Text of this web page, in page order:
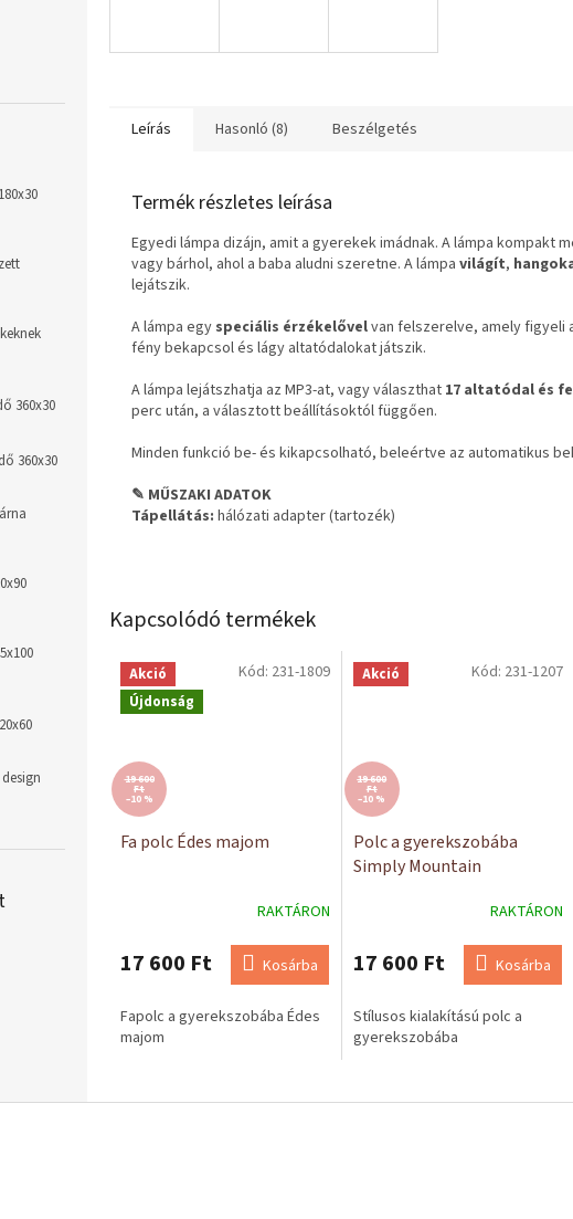
360x30
360x30
Kapcsolódó termékek
Akció
Újdonság
19 600
Ft
–10 %
Fa polc Édes majom
RAKTÁRON
17 600 Ft Kosárba
Fapolc a gyerekszobába Édes
majom
Kód: 231-1809 Akció
19 600
Ft
–10 %
Polc a gyerekszobába
Simply Mountain
RAKTÁRON
17 600 Ft Kosárba
Stílusos kialakítású polc a
gyerekszobába
Kód: 231-1207
Leírás Hasonló (8) Beszélgetés
Termék részletes leírása
Egyedi lámpa dizájn, amit a gyerekek imádnak. A lámpa kompakt
vagy bárhol, ahol a baba aludni szeretne. A lámpa világít,
lejátszik.
A lámpa egy speciális érzékelővelvan felszerelve, amely figyeli
fény bekapcsol és lágy altatódalokat játszik.
A lámpa lejátszhatja az MP3-at, vagy választhat 17 altatódal és
perc után, a választott beállításoktól függően.
Minden funkció be- és kikapcsolható, beleértve az automatikus
✎ MŰSZAKI ADATOK
Tápellátás: hálózati adapter (tartozék)